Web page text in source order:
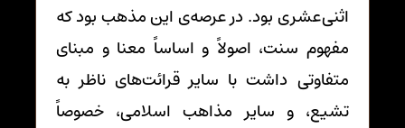
اثنی‌عشری بود. در عرصه‌ی این مذهب بود که
مفهوم سنت، اصولاً و اساساً معنا و مبنای
متفاوتی داشت با سایر قرائت‌های ناظر به
تشیع، و سایر مذاهب اسلامی، خصوصاً